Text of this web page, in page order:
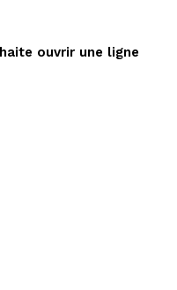
ouvrir une ligne